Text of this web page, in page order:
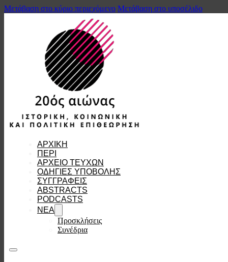
Μετάβαση στο κύριο περιεχόμενο Μετάβαση στο υποσέλιδο
ΑΡΧΙΚΗ
ΠΕΡΙ
ΑΡΧΕΙΟ ΤΕΥΧΩΝ
ΟΔΗΓΙΕΣ ΥΠΟΒΟΛΗΣ
ΣΥΓΓΡΑΦΕΙΣ
ABSTRACTS
PODCASTS
ΝΕΑ
Προσκλήσεις
Συνέδρια